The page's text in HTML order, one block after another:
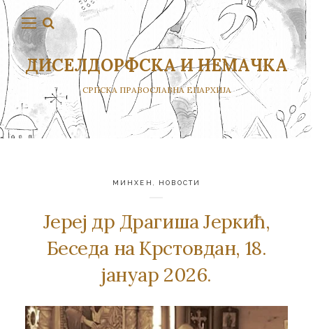
ДИСЕЛДОРФСКА И НЕМАЧКА
СРПСКА ПРАВОСЛАВНА ЕПАРХИЈА
МИНХЕН НОВОСТИ
Јереј др Драгиша Јеркић,
Беседа на Крстовдан, 18.
јануар 2026.